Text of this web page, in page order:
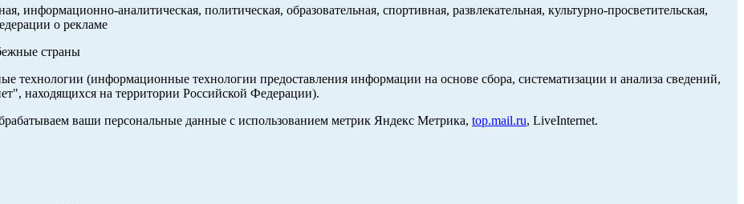
аналитическая, политическая, образовательная, спортивная, развлекательная, культурно-просветительская,
о рекламе
страны
технологии (информационные технологии предоставления информации на основе сбора, систематизации и анализа сведений,
находящихся на территории Российской Федерации).
ваши персональные данные с использованием метрик Яндекс Метрика, top.mail.ru, LiveInternet.